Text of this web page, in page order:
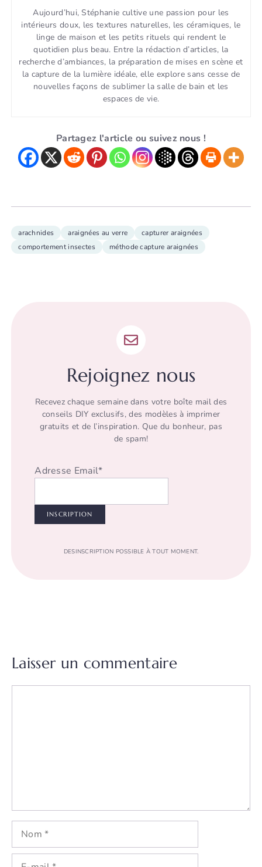
Aujourd’hui, Stéphanie cultive une passion pour les
intérieurs doux, les textures naturelles, les céramiques, le
linge de maison et les petits rituels qui rendent le
quotidien plus beau. Entre la rédaction d’articles, la
recherche d’ambiances, la préparation de mises en scène et
la capture de la lumière idéale, elle explore sans cesse de
nouvelles façons de sublimer la salle de bain et les
espaces de vie.
Partagez l'article ou suivez nous !
arachnides araignées au verre
capturer araignées
comportement insectes
méthode capture araignées
Rejoignez nous
Recevez chaque semaine dans votre boîte mail des
conseils DIY exclusifs, des modèles à imprimer
gratuits et de l’inspiration. Que du bonheur, pas
de spam!
Adresse Email*
DESINSCRIPTION POSSIBLE À TOUT MOMENT.
Laisser un commentaire
Nom